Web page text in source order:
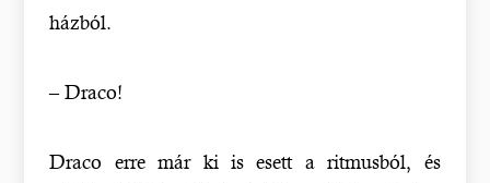
házból.
– Draco!
Draco erre már ki is esett a ritmusból, és